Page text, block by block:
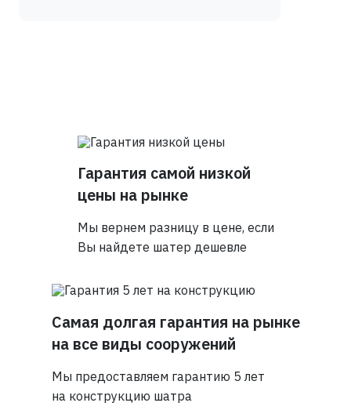
Гарантия самой низкой
цены на рынке
Мы вернем разницу в цене, если
Вы найдете шатер дешевле
Самая долгая гарантия на рынке
на все виды сооружений
Мы предоставляем гарантию 5 лет
на конструкцию шатра